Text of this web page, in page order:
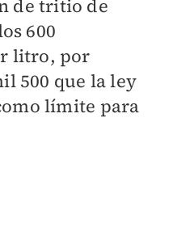
de tritio de
600
litro, por
500 que la ley
límite para